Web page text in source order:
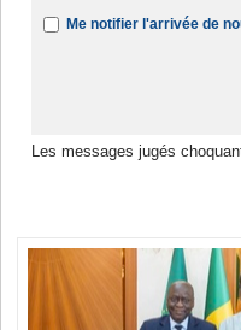
Me notifier l'arrivée de
Les messages jugés